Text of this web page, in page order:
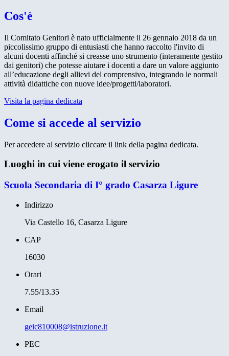
Cos'è
Il Comitato Genitori è nato ufficialmente il 26 gennaio 2018 da un
piccolissimo gruppo di entusiasti che hanno raccolto l'invito di
alcuni docenti affinché si creasse uno strumento (interamente gestito
dai genitori) che potesse aiutare i docenti a dare un valore aggiunto
all’educazione degli allievi del comprensivo, integrando le normali
attività didattiche con nuove idee/progetti/laboratori.
Visita la pagina dedicata
Come si accede al servizio
Per accedere al servizio cliccare il link della pagina dedicata.
Luoghi in cui viene erogato il servizio
Scuola Secondaria di I° grado Casarza Ligure
Indirizzo
Via Castello 16, Casarza Ligure
CAP
16030
Orari
7.55/13.35
Email
geic810008@istruzione.it
PEC